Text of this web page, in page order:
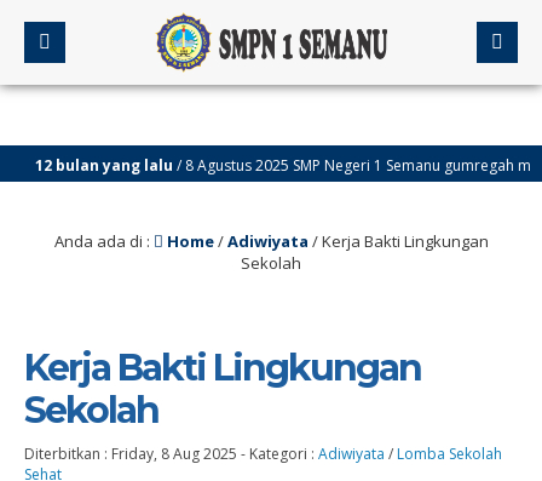
12 bulan yang lalu / 8 Agustus 2025 SMP Negeri 1 Semanu gumregah
Anda ada di : Home/Adiwiyata /Kerja Bakti Lingkungan
Sekolah
Kerja Bakti Lingkungan
Sekolah
Diterbitkan : Friday, 8 Aug 2025 - Kategori : Adiwiyata / Lomba Sekolah
Sehat